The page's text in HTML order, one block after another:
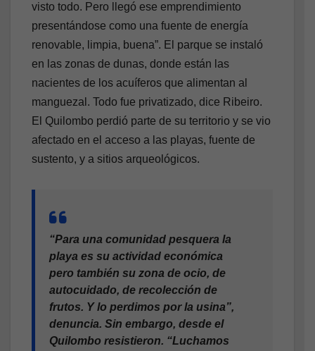
visto todo. Pero llegó ese emprendimiento
presentándose como una fuente de energía
renovable, limpia, buena”. El parque se instaló
en las zonas de dunas, donde están las
nacientes de los acuíferos que alimentan al
manguezal. Todo fue privatizado, dice Ribeiro.
El Quilombo perdió parte de su territorio y se vio
afectado en el acceso a las playas, fuente de
sustento, y a sitios arqueológicos.
“Para una comunidad pesquera la
playa es su actividad económica
pero también su zona de ocio, de
autocuidado, de recolección de
frutos. Y lo perdimos por la usina”,
denuncia. Sin embargo, desde el
Quilombo resistieron. “Luchamos